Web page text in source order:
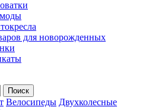
для новорожденных
Велосипеды Двухколесные